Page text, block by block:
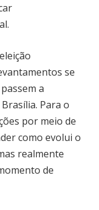
se
a
Para o
por meio de
como evolui o
realmente
de